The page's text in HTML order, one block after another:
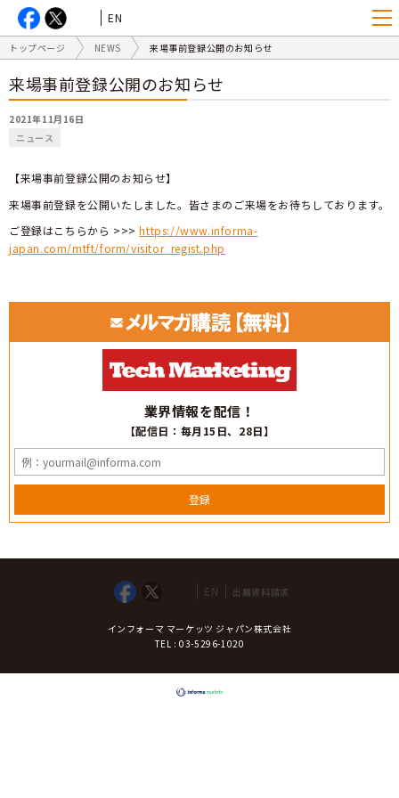
EN
トップページ NEWS 来場事前登録公開のお知らせ
来場事前登録公開のお知らせ
2021年11月16日
ニュース
【来場事前登録公開のお知らせ】
来場事前登録を公開いたしました。皆さまのご来場をお待ちしております。
ご登録はこちらから >>>https://www.informa-
japan.com/mtft/form/visitor_regist.php
業界情報を配信！
【配信日：毎月15日、28日】
登録
EN 出展資料請求
インフォーマ マーケッツ ジャパン株式会社
TEL : 03-5296-1020